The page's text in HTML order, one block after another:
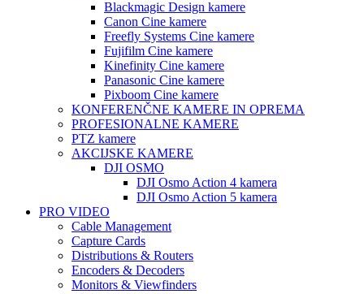
Blackmagic Design kamere
Canon Cine kamere
Freefly Systems Cine kamere
Fujifilm Cine kamere
Kinefinity Cine kamere
Panasonic Cine kamere
Pixboom Cine kamere
KONFERENČNE KAMERE IN OPREMA
PROFESIONALNE KAMERE
PTZ kamere
AKCIJSKE KAMERE
DJI OSMO
DJI Osmo Action 4 kamera
DJI Osmo Action 5 kamera
PRO VIDEO
Cable Management
Capture Cards
Distributions & Routers
Encoders & Decoders
Monitors & Viewfinders